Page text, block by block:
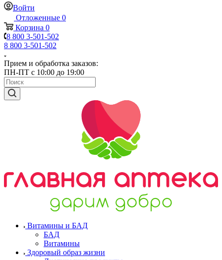
Войти
Отложенные 0
Корзина 0
8 800 3-501-502
8 800 3-501-502
Прием и обработка заказов:
ПН-ПТ с 10:00 до 19:00
Витамины и БАД
БАД
Витамины
Здоровый образ жизни